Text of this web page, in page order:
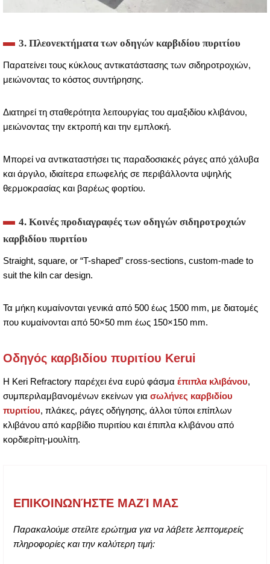
3. Πλεονεκτήματα των οδηγών καρβιδίου πυριτίου
Παρατείνει τους κύκλους αντικατάστασης των σιδηροτροχιών,
μειώνοντας το κόστος συντήρησης.
Διατηρεί τη σταθερότητα λειτουργίας του αμαξιδίου κλιβάνου,
μειώνοντας την εκτροπή και την εμπλοκή.
Μπορεί να αντικαταστήσει τις παραδοσιακές ράγες από χάλυβα
και άργιλο, ιδιαίτερα επωφελής σε περιβάλλοντα υψηλής
θερμοκρασίας και βαρέως φορτίου.
4. Κοινές προδιαγραφές των οδηγών σιδηροτροχιών
καρβιδίου πυριτίου
Straight, square, or “T-shaped” cross-sections, custom-made to
suit the kiln car design.
Τα μήκη κυμαίνονται γενικά από 500 έως 1500 mm, με διατομές
που κυμαίνονται από 50×50 mm έως 150×150 mm.
Οδηγός καρβιδίου πυριτίου Kerui
Η Keri Refractory παρέχει ένα ευρύ φάσμα έπιπλα κλιβάνου,
συμπεριλαμβανομένων εκείνων για σωλήνες καρβιδίου
πυριτίου, πλάκες, ράγες οδήγησης, άλλοι τύποι επίπλων
κλιβάνου από καρβίδιο πυριτίου και έπιπλα κλιβάνου από
κορδιερίτη-μουλίτη.
ΕΠΙΚΟΙΝΩΝΉΣΤΕ ΜΑΖΊ ΜΑΣ
Παρακαλούμε στείλτε ερώτημα για να λάβετε λεπτομερείς
πληροφορίες και την καλύτερη τιμή: